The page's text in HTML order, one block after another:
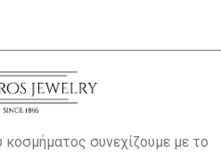
συνεχίζουμε με το